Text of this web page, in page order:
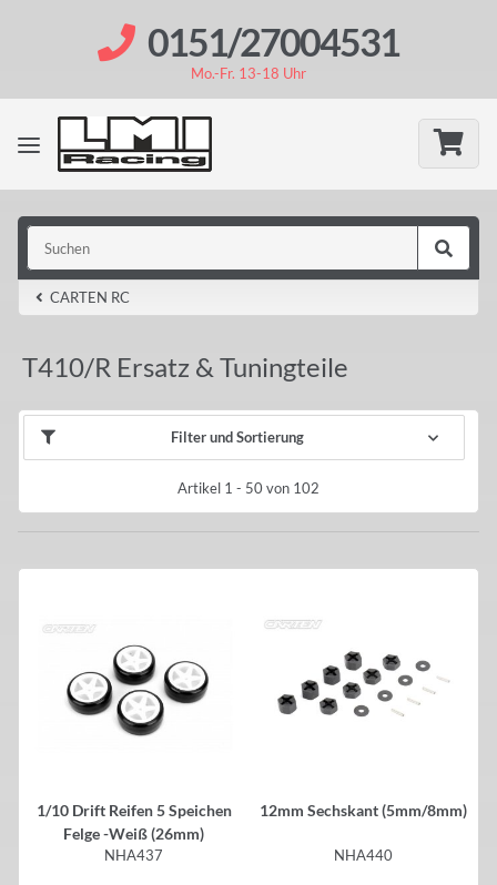
0151/27004531
Mo.-Fr. 13-18 Uhr
CARTEN RC
T410/R Ersatz & Tuningteile
Filter und Sortierung
Artikel 1 - 50 von 102
1/10 Drift Reifen 5 Speichen
Felge -Weiß (26mm)
NHA437
12mm Sechskant (5mm/8mm)
NHA440